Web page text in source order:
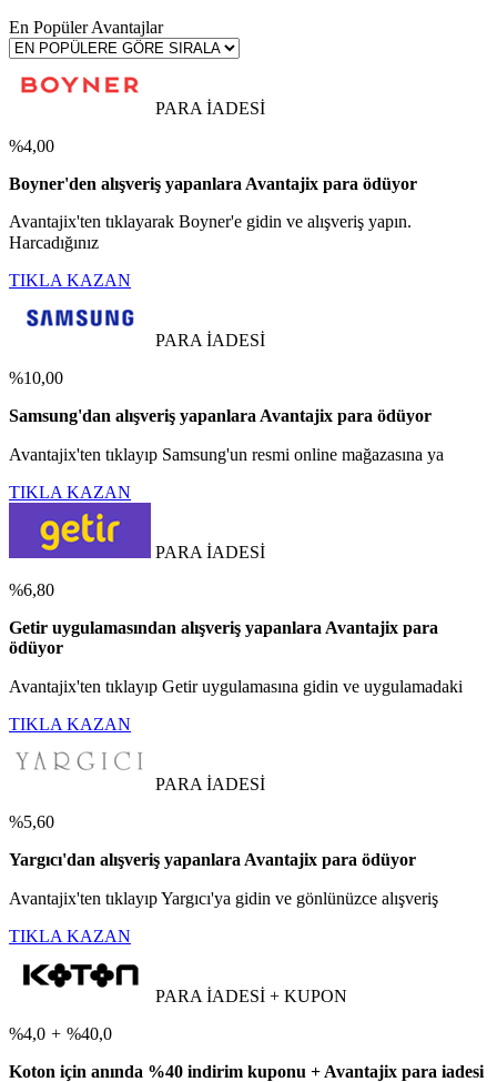
En Popüler Avantajlar
PARA İADESİ
%4,00
Boyner'den alışveriş yapanlara Avantajix para ödüyor
Avantajix'ten tıklayarak Boyner'e gidin ve alışveriş yapın.
Harcadığınız
TIKLA KAZAN
PARA İADESİ
%10,00
Samsung'dan alışveriş yapanlara Avantajix para ödüyor
Avantajix'ten tıklayıp Samsung'un resmi online mağazasına ya
TIKLA KAZAN
PARA İADESİ
%6,80
Getir uygulamasından alışveriş yapanlara Avantajix para
ödüyor
Avantajix'ten tıklayıp Getir uygulamasına gidin ve uygulamadaki
TIKLA KAZAN
PARA İADESİ
%5,60
Yargıcı'dan alışveriş yapanlara Avantajix para ödüyor
Avantajix'ten tıklayıp Yargıcı'ya gidin ve gönlünüzce alışveriş
TIKLA KAZAN
PARA İADESİ + KUPON
%4,0 + %40,0
Koton için anında %40 indirim kuponu + Avantajix para iadesi